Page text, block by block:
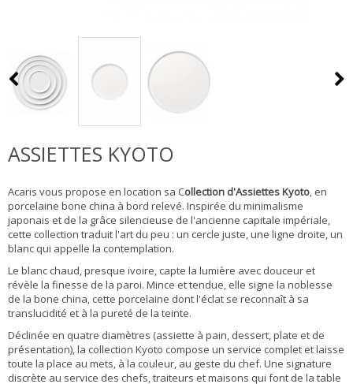
ASSIETTES KYOTO
Acaris vous propose en location sa Collection d'Assiettes Kyoto, en
porcelaine bone china à bord relevé. Inspirée du minimalisme
japonais et de la grâce silencieuse de l'ancienne capitale impériale,
cette collection traduit l'art du peu : un cercle juste, une ligne droite, un
blanc qui appelle la contemplation.
Le blanc chaud, presque ivoire, capte la lumière avec douceur et
révèle la finesse de la paroi. Mince et tendue, elle signe la noblesse
de la bone china, cette porcelaine dont l'éclat se reconnaît à sa
translucidité et à la pureté de la teinte.
Déclinée en quatre diamètres (assiette à pain, dessert, plate et de
présentation), la collection Kyoto compose un service complet et laisse
toute la place au mets, à la couleur, au geste du chef. Une signature
discrète au service des chefs, traiteurs et maisons qui font de la table